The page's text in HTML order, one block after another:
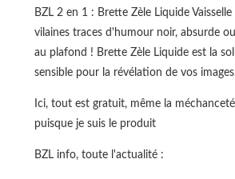
BZL 2 en 1 : Brette Zèle Liquide
vilaines traces d'humour noir, absurde
au plafond ! Brette Zèle Liquide est la
sensible pour la révélation de vos
Ici, tout est gratuit, même la
puisque je suis le produit
BZL info, toute l'actualité :